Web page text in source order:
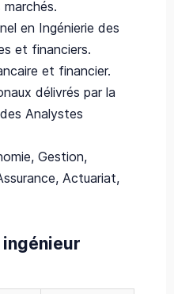
en Ingénierie des
et financiers.
et financier.
délivrés par la
Analystes
Gestion,
Actuariat,